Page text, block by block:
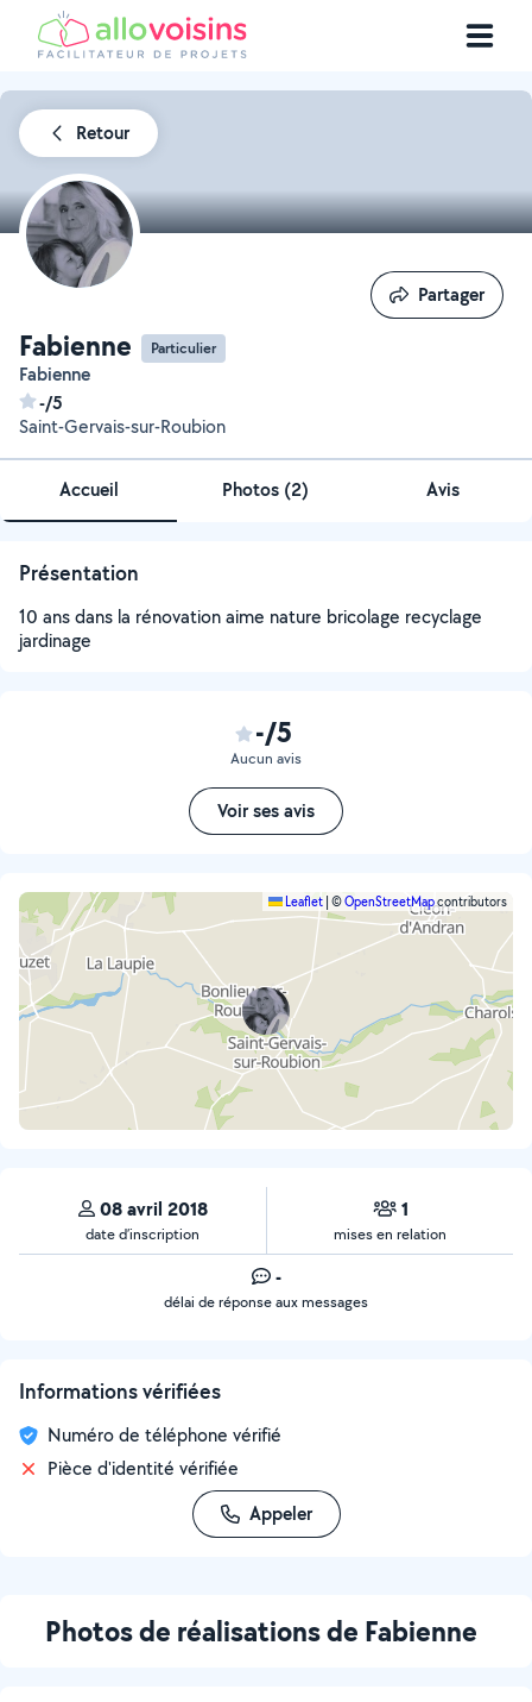
Retour
Fabienne Particulier
Fabienne
-/5
Saint-Gervais-sur-Roubion
Partager
Partager
Accueil Photos (2) Avis
Présentation
10 ans dans la rénovation aime nature bricolage recyclage
jardinage
-/5
Aucun avis
Voir ses avis
Leaflet ©OpenStreetMapcontributors
08 avril 2018
date d’inscription
1
mises en relation
-
délai de réponse aux messages
Informations vérifiées
Numéro de téléphone vérifié
Pièce d'identité vérifiée
Appeler
Photos de réalisations de Fabienne